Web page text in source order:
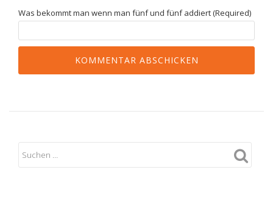
Was bekommt man wenn man fünf und fünf addiert (Required)